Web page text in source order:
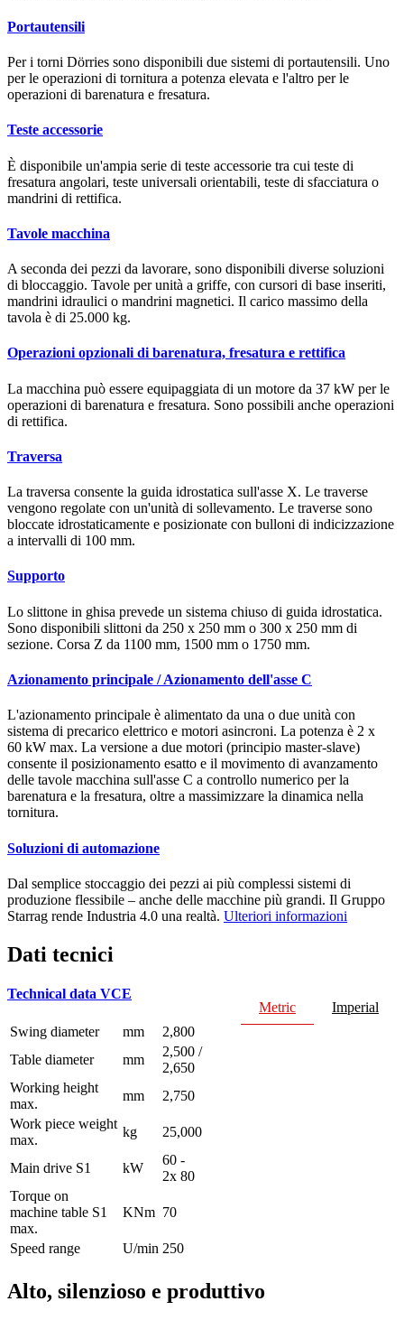
Portautensili
Per i torni Dörries sono disponibili due sistemi di portautensili. Uno
per le operazioni di tornitura a potenza elevata e l'altro per le
operazioni di barenatura e fresatura.
Teste accessorie
È disponibile un'ampia serie di teste accessorie tra cui teste di
fresatura angolari, teste universali orientabili, teste di sfacciatura o
mandrini di rettifica.
Tavole macchina
A seconda dei pezzi da lavorare, sono disponibili diverse soluzioni
di bloccaggio. Tavole per unità a griffe, con cursori di base inseriti,
mandrini idraulici o mandrini magnetici. Il carico massimo della
tavola è di 25.000 kg.
Operazioni opzionali di barenatura, fresatura e rettifica
La macchina può essere equipaggiata di un motore da 37 kW per le
operazioni di barenatura e fresatura. Sono possibili anche operazioni
di rettifica.
Traversa
La traversa consente la guida idrostatica sull'asse X. Le traverse
vengono regolate con un'unità di sollevamento. Le traverse sono
bloccate idrostaticamente e posizionate con bulloni di indicizzazione
a intervalli di 100 mm.
Supporto
Lo slittone in ghisa prevede un sistema chiuso di guida idrostatica.
Sono disponibili slittoni da 250 x 250 mm o 300 x 250 mm di
sezione. Corsa Z da 1100 mm, 1500 mm o 1750 mm.
Azionamento principale / Azionamento dell'asse C
L'azionamento principale è alimentato da una o due unità con
sistema di precarico elettrico e motori asincroni. La potenza è 2 x
60 kW max. La versione a due motori (principio master-slave)
consente il posizionamento esatto e il movimento di avanzamento
delle tavole macchina sull'asse C a controllo numerico per la
barenatura e la fresatura, oltre a massimizzare la dinamica nella
tornitura.
Soluzioni di automazione
Dal semplice stoccaggio dei pezzi ai più complessi sistemi di
produzione flessibile – anche delle macchine più grandi. Il Gruppo
Starrag rende Industria 4.0 una realtà. Ulteriori informazioni
Dati tecnici
Metric Imperial
Technical data VCE
Swing diameter mm
2,800
Table diameter
mm
2,500 /
2,650
Working height
max.
mm
2,750
Work piece weight
max.
kg 25,000
Main drive S1 kW
60 -
2x 80
Torque on
machine table S1
max.
KNm 70
Speed range U/min 250
Alto, silenzioso e produttivo